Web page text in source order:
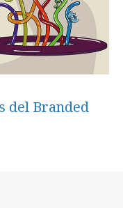
del Branded